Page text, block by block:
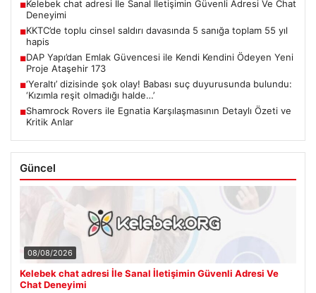
■Kelebek chat adresi İle Sanal İletişimin Güvenli Adresi Ve Chat
Deneyimi
■KKTC’de toplu cinsel saldırı davasında 5 sanığa toplam 55 yıl
hapis
■DAP Yapı’dan Emlak Güvencesi ile Kendi Kendini Ödeyen Yeni
Proje Ataşehir 173
■‘Yeraltı’ dizisinde şok olay! Babası suç duyurusunda bulundu:
‘Kızımla reşit olmadığı halde…’
■Shamrock Rovers ile Egnatia Karşılaşmasının Detaylı Özeti ve
Kritik Anlar
Güncel
08/08/2026
Kelebek chat adresi İle Sanal İletişimin Güvenli Adresi Ve
Chat Deneyimi